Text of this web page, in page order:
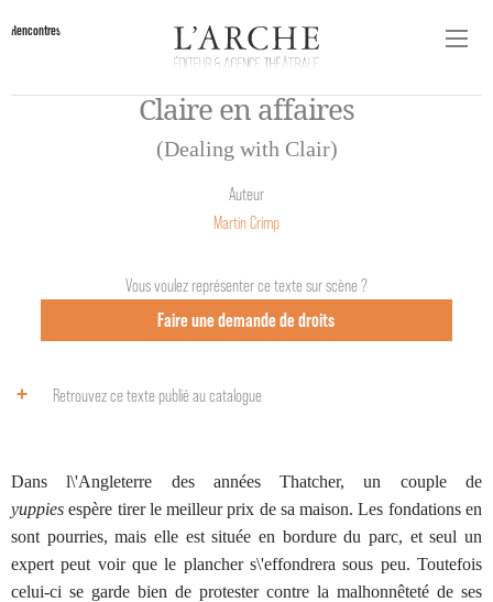
Rencontres
Claire en affaires
(Dealing with Clair)
Auteur
Martin Crimp
Vous voulez représenter ce texte sur scène ?
Faire une demande de droits
Retrouvez ce texte publié au catalogue
Dans l\'Angleterre des années Thatcher, un couple de
yuppiesespère tirer le meilleur prix de sa maison. Les fondations en
sont pourries, mais elle est située en bordure du parc, et seul un
expert peut voir que le plancher s\'effondrera sous peu. Toutefois
celui-ci se garde bien de protester contre la malhonnêteté de ses